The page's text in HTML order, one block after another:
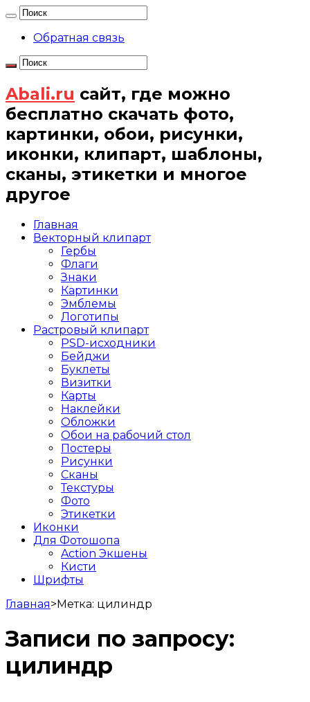
Обратная связь
Abali.ru сайт, где можно
бесплатно скачать фото,
картинки, обои, рисунки,
иконки, клипарт, шаблоны,
сканы, этикетки и многое
другое
Главная
Векторный клипарт
Гербы
Флаги
Знаки
Картинки
Эмблемы
Логотипы
Растровый клипарт
PSD-исходники
Бейджи
Буклеты
Визитки
Карты
Наклейки
Обложки
Обои на рабочий стол
Постеры
Рисунки
Сканы
Текстуры
Фото
Этикетки
Иконки
Для Фотошопа
Action Экшены
Кисти
Шрифты
Главная>Метка: цилиндр
Записи по запросу:
цилиндр